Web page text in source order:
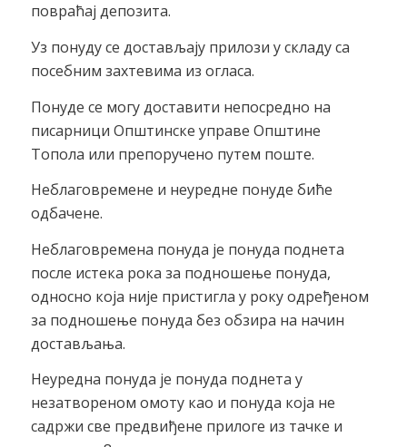
повраћај депозита.
Уз понуду се достављају прилози у складу са
посебним захтевима из огласа.
Понуде се могу доставити непосредно на
писарници Општинске управе Општине
Топола или препоручено путем поште.
Неблаговремене и неуредне понуде биће
одбачене.
Неблаговремена понуда је понуда поднета
после истека рока за подношење понуда,
односно која није пристигла у року одређеном
за подношење понуда без обзира на начин
достављања.
Неуредна понуда је понуда поднета у
незатвореном омоту као и понуда која не
садржи све предвиђене прилоге из тачке и